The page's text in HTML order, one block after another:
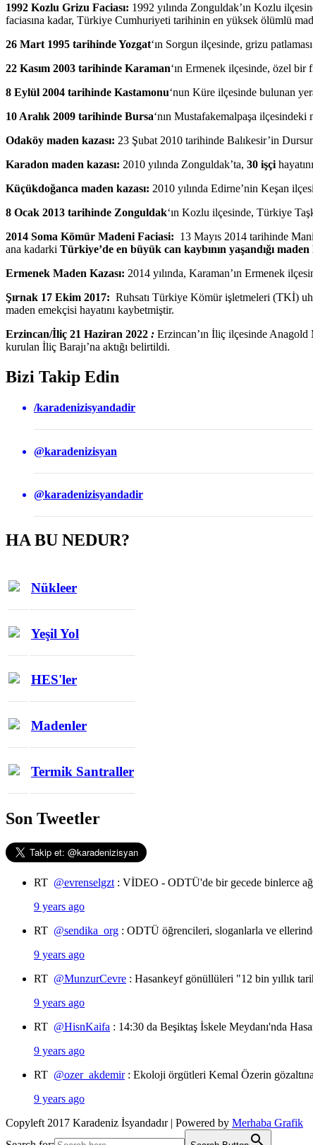
1992 Kozlu Grizu Faciası: 1992 yılında Zonguldak’ın Kozlu
faciasına kadar, Türkiye Cumhuriyeti tarihinin en yüksek ölümlü
26 Mart 1995 tarihinde Yozgat‘ın Sorgun ilçesinde, grizu
22 Kasım 2003 tarihinde Karaman‘ın Ermenek ilçesinde, özel bir
8 Eylül 2004 tarihinde Kastamonu‘nun Küre ilçesinde bulunan
10 Aralık 2009 tarihinde Bursa‘nın Mustafakemalpaşa ilçesindeki
Odaköy maden kazası: 23 Şubat 2010 tarihinde Balıkesir’in
Karadon maden kazası: 2010 yılında Zonguldak’ta, 30 işçi
Küçükdoğanca maden kazası: 2010 yılında Edirne’nin Keşan
8 Ocak 2013 tarihinde Zonguldak‘ın Kozlu ilçesinde, Türkiye
2014 Soma Kömür Madeni Faciasi: 13 Mayıs 2014 tarihinde
ana kadarki Türkiye’de en büyük can kaybının yaşandığı maden
Ermenek Maden Kazası: 2014 yılında, Karaman’ın Ermenek
Şırnak 17 Ekim 2017: Ruhsatı Türkiye Kömür işletmeleri (TKİ)
maden emekçisi hayatını kaybetmiştir.
Erzincan/İliç 21 Haziran 2022 : Erzincan’ın İliç ilçesinde
kurulan İliç Barajı’na aktığı belirtildi.
Bizi Takip Edin
/karadenizisyandadir
@karadenizisyan
@karadenizisyandadir
HA BU NEDUR?
Nükleer
Yeşil Yol
HES'ler
Madenler
Termik Santraller
Son Tweetler
RT @evrenselgzt : VİDEO - ODTÜ'de bir gecede binlerce
9 years ago
RT @sendika_org : ODTÜ öğrencileri, sloganlarla ve
9 years ago
RT @MunzurCevre : Hasankeyf gönüllüleri "12 bin yıllık
9 years ago
RT @HisnKaifa : 14:30 da Beşiktaş İskele Meydanı'nda
9 years ago
RT @ozer_akdemir: Ekoloji örgütleri Kemal Özerin
9 years ago
Copyleft 2017 Karadeniz İsyandadır | Powered by Merhaba Grafik